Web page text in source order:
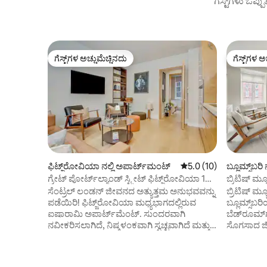
ಗೆಸ್ಟ್‌ಗಳ ಅಚ್ಚುಮೆಚ್ಚಿನದು
ಗೆಸ್ಟ್‌ಗಳ ಅಚ್ಚುಮೆಚ್ಚಿನದು
ಫಿಟ್ಜ್‌ರೋವಿಯಾ ನಲ್ಲಿ ಅಪಾರ್ಟ್‌ಮಂಟ್ 5 ರಲ್ಲಿ 5.0 ಸರಾಸರಿ
5.0 (10)
ಗ್ರೇಟ್ ಪೋರ್ಟ್‌ಲ್ಯಾಂಡ್ ಸ್ಟ್ರೀಟ್ ಫಿಟ್ಜ್‌ರೋವಿಯಾ 1ನೇ
ಮಹಡಿ ಲಕ್ಸ್ ಅಪಾರ್ಟ್‌ಮೆಂಟ್
ಸೆಂಟ್ರಲ್ ಲಂಡನ್ ಜೀವನದ ಅತ್ಯುತ್ತಮ ಅನುಭವವನ್ನು
ಪಡೆಯಿರಿ! ಫಿಟ್ಜ್‌ರೋವಿಯಾ ಮಧ್ಯಭಾಗದಲ್ಲಿರುವ
ಐಷಾರಾಮಿ ಅಪಾರ್ಟ್‌ಮೆಂಟ್. ಸುಂದರವಾಗಿ
ನವೀಕರಿಸಲಾಗಿದೆ, ನಿಷ್ಕಳಂಕವಾಗಿ ಸ್ವಚ್ಛವಾಗಿದೆ ಮತ್ತು
ಗೆಸ್ಟ್‌ಗಳ
ಗೆಸ್ಟ್‌ಗಳ
ಬ್ರಿಟಿಷ್
ಬ್ರಿಟಿಷ್
ಸೊಗಸಾದ